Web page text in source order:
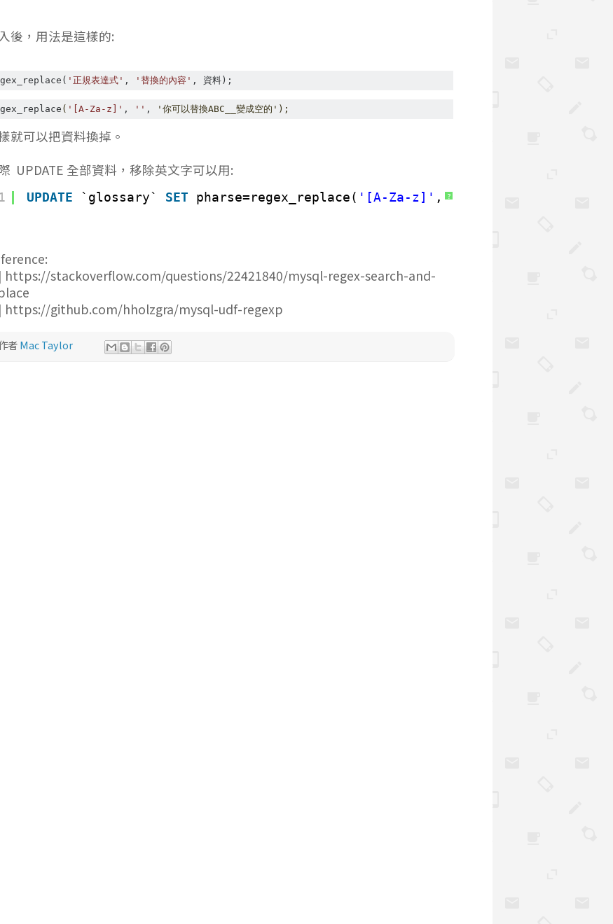
後，用法是這樣的:
( '正規表達式' , '替換的內容' , 資料 );
( '[A-Za-z]' , '' , '你可以替換ABC__變成空的');
就可以把資料換掉。
UPDATE 全部資料，移除英文字可以用:
?
1 UPDATE `glossary` SET pharse=regex_replace( '[A-Za-z]' , ''
https://stackoverflow.com/questions/22421840/mysql-regex-search-and-
https://github.com/hholzgra/mysql-udf-regexp
者Mac Taylor